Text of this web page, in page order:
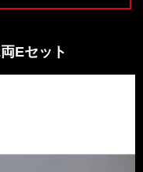
Eセット